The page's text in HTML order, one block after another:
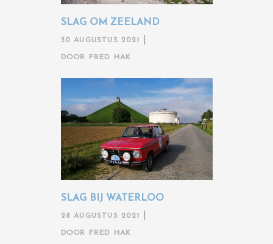
SLAG OM ZEELAND
30 AUGUSTUS 2021
DOOR FRED HAK
SLAG BIJ WATERLOO
28 AUGUSTUS 2021
DOOR FRED HAK